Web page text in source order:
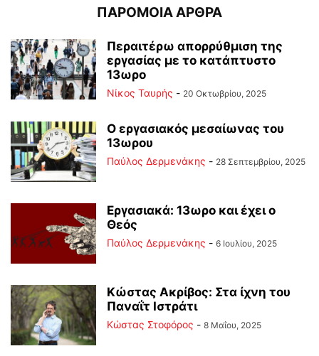
ΠΑΡΟΜΟΙΑ ΑΡΘΡΑ
Περαιτέρω απορρύθμιση της
εργασίας με το κατάπτυστο
13ωρο
Νίκος Ταυρής - 20 Οκτωβρίου, 2025
Ο εργασιακός μεσαίωνας του
13ωρου
Παύλος Δερμενάκης - 28 Σεπτεμβρίου, 2025
Εργασιακά: 13ωρο και έχει ο
Θεός
Παύλος Δερμενάκης - 6 Ιουλίου, 2025
Κώστας Ακρίβος: Στα ίχνη του
Παναΐτ Ιστράτι
Κώστας Στοφόρος - 8 Μαΐου, 2025